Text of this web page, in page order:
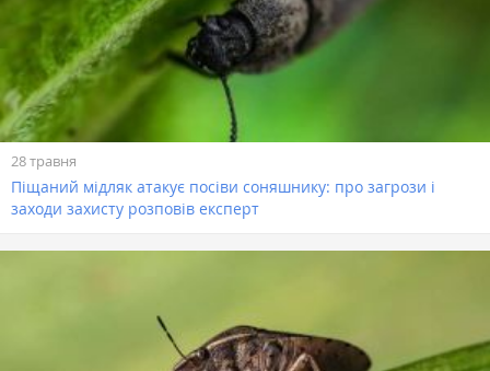
28 травня
Піщаний мідляк атакує посіви соняшнику: про загрози і
заходи захисту розповів експерт